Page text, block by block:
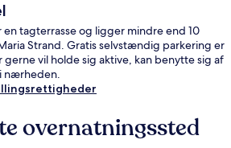
tagterrasse og ligger mindre end 10
Strand. Gratis selvstændig parkering er
vil holde sig aktive, kan benytte sig af
nærheden.
overnatningssted